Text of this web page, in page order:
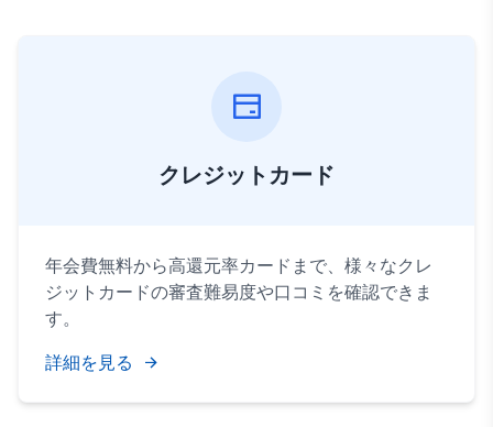
クレジットカード
年会費無料から高還元率カードまで、様々なクレ
ジットカードの審査難易度や口コミを確認できま
す。
詳細を見る